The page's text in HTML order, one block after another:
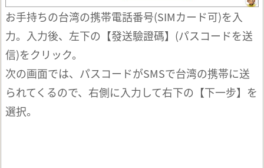
お手持ちの台湾の携帯電話番号(SIMカード可)を入
力。入力後、左下の【發送驗證碼】(パスコードを送
信)をクリック。
次の画面では、パスコードがSMSで台湾の携帯に送
られてくるので、右側に入力して右下の【下一步】を
選択。